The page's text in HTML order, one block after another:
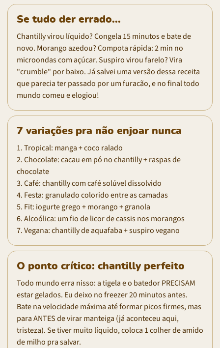
Se tudo der errado...
Chantilly virou líquido? Congela 15 minutos e bate de
novo. Morango azedou? Compota rápida: 2 min no
microondas com açúcar. Suspiro virou farelo? Vira
"crumble" por baixo. Já salvei uma versão dessa receita
que parecia ter passado por um furacão, e no final todo
mundo comeu e elogiou!
7 variações pra não enjoar nunca
1. Tropical: manga + coco ralado
2. Chocolate: cacau em pó no chantilly + raspas de
chocolate
3. Café: chantilly com café solúvel dissolvido
4. Festa: granulado colorido entre as camadas
5. Fit: iogurte grego + morango + granola
6. Alcoólica: um fio de licor de cassis nos morangos
7. Vegana: chantilly de aquafaba + suspiro vegano
O ponto crítico: chantilly perfeito
Todo mundo erra nisso: a tigela e o batedor PRECISAM
estar gelados. Eu deixo no freezer 20 minutos antes.
Bate na velocidade máxima até formar picos firmes, mas
para ANTES de virar manteiga (já aconteceu aqui,
tristeza). Se tiver muito líquido, coloca 1 colher de amido
de milho pra salvar.